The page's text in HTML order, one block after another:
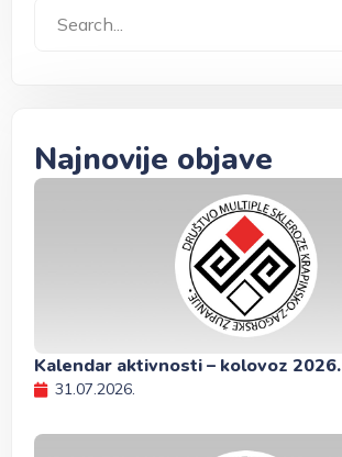
Najnovije objave
Kalendar aktivnosti – kolovoz 2026.
31.07.2026.